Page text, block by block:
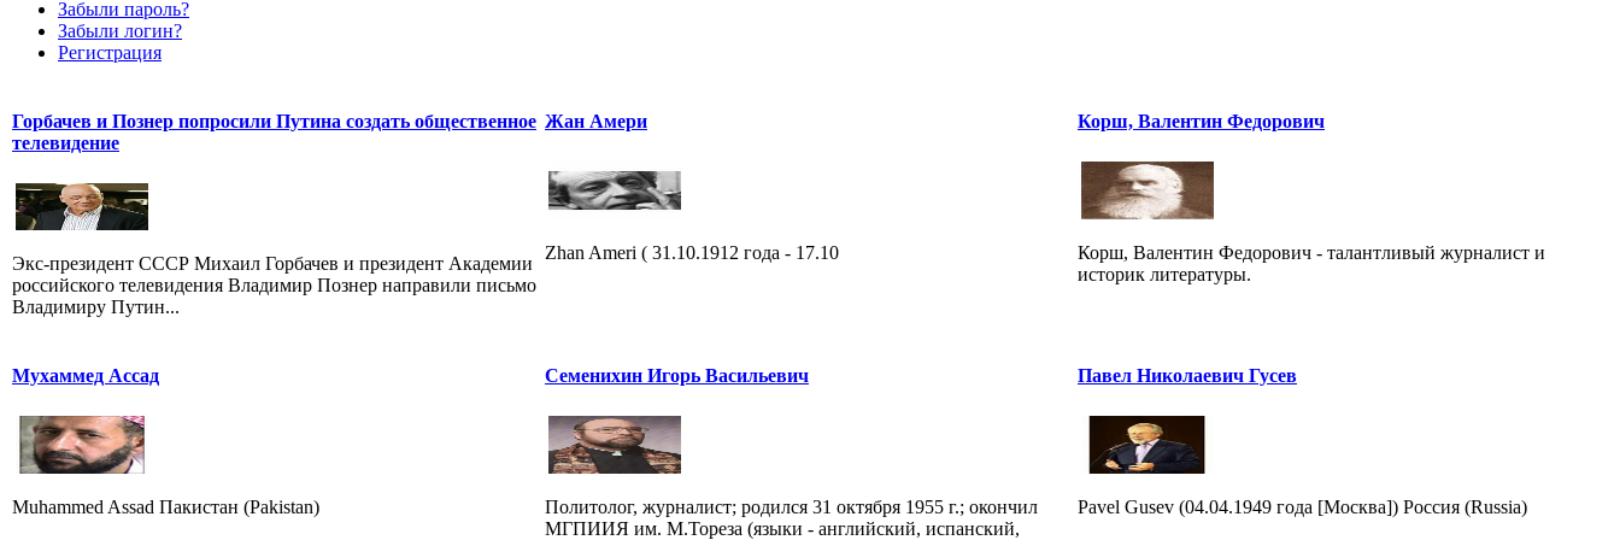
Забыли пароль?
Забыли логин?
Регистрация
Горбачев и Познер попросили Путина создать общественное
телевидение
Экс-президент СССР Михаил Горбачев и президент Академии
российского телевидения Владимир Познер направили письмо
Владимиру Путин...
Жан Амери
Zhan Ameri ( 31.10.1912 года - 17.10
Корш, Валентин Федорович
Корш, Валентин Федорович - талантливый журналист и
историк литературы.
Мухаммед Ассад
Muhammed Assad Пакистан (Pakistan)
Семенихин Игорь Васильевич
Политолог, журналист; родился 31 октября 1955 г.; окончил
МГПИИЯ им. М.Тореза (языки - английский, испанский,
Павел Николаевич Гусев
Pavel Gusev (04.04.1949 года [Москва]) Россия (Russia)